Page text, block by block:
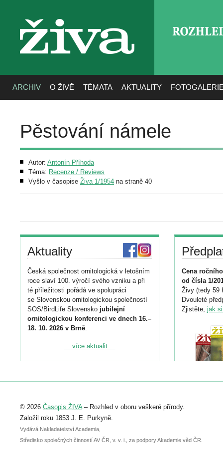
živa
ARCHIV O ŽIVĚ TÉMATA AKTUALITY
Pěstování námele
Autor: Antonín Příhoda
Téma: Recenze / Reviews
Vyšlo v časopise Živa 1/1954 na straně 40
Aktuality
Česká společnost ornitologická v letošním
roce slaví 100. výročí svého vzniku a při
té příležitosti pořádá ve spolupráci
se Slovenskou ornitologickou společností
SOS/BirdLife Slovensko jubilejní
ornitologickou konferenci ve dnech 16.–
18. 10. 2026 v Brně.
Podrobnější informace ke konferenci
Registrovat se můžete do 6. září.
abstraktu přihlášené přednášky nebo
posteru je už 30. června.
... více aktualit ...
Cena
od čísla 1/
Živy (tedy 59
Dvouleté
Zjistěte, jak
© 2026 Časopis ŽIVA– Rozhled v oboru veškeré přírody.
Založil roku 1853 J. E. Purkyně.
Vydává Nakladatelství Academia,
Středisko společných činností AV ČR, v. v. i., za podpory Akademie věd ČR.